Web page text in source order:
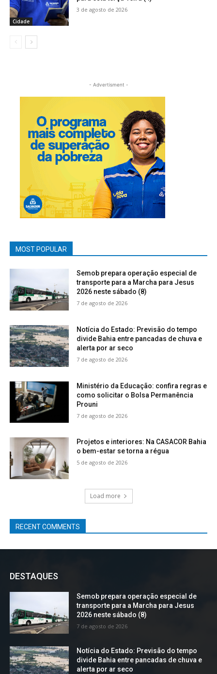
Cidade
3 de agosto de 2026
- Advertisment -
MOST POPULAR
Semob prepara operação especial de
transporte para a Marcha para Jesus
2026 neste sábado (8)
7 de agosto de 2026
Notícia do Estado: Previsão do tempo
divide Bahia entre pancadas de chuva e
alerta por ar seco
7 de agosto de 2026
Ministério da Educação: confira regras e
como solicitar o Bolsa Permanência
Prouni
7 de agosto de 2026
Projetos e interiores: Na CASACOR Bahia
o bem-estar se torna a régua
5 de agosto de 2026
Load more
RECENT COMMENTS
DESTAQUES
Semob prepara operação especial de
transporte para a Marcha para Jesus
2026 neste sábado (8)
7 de agosto de 2026
Notícia do Estado: Previsão do tempo
divide Bahia entre pancadas de chuva e
alerta por ar seco